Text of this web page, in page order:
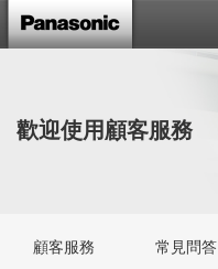
歡迎使用顧客服務
顧客服務 常見問答